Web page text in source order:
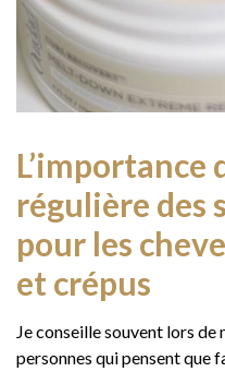
L’importance
régulière des
pour les
et crépus
Je conseille souvent lors de
personnes qui pensent que